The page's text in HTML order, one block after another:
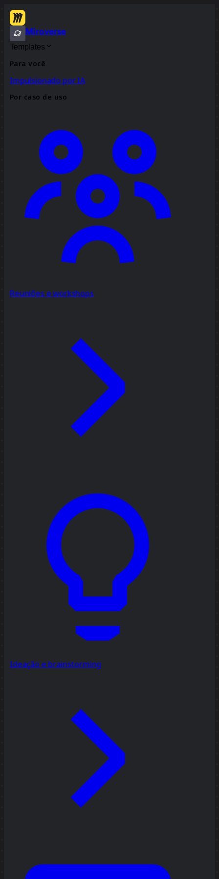
Miroverse
Templates
Para você
Impulsionado por IA
Por caso de uso
Reuniões e workshops
Ideação e brainstorming